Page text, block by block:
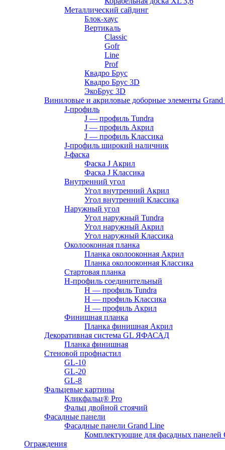
Металлический сайдинг
Блок-хаус
Вертикаль
Classic
Gofr
Line
Prof
Квадро Брус
Квадро Брус 3D
ЭкоБрус 3D
Виниловые и акриловые доборные элементы Grand
J-профиль
J — профиль Tundra
J — профиль Акрил
J — профиль Классика
J-профиль широкий наличник
J-фаска
Фаска J Акрил
Фаска J Классика
Внутренний угол
Угол внутренний Акрил
Угол внутренний Классика
Наружный угол
Угол наружный Tundra
Угол наружный Акрил
Угол наружный Классика
Околооконная планка
Планка околооконная Акрил
Планка околооконная Классика
Стартовая планка
H-профиль соединительный
Н — профиль Tundra
H — профиль Классика
Н — профиль Акрил
Финишная планка
Планка финишная Акрил
Декоративная система GL ЯФАСАД
Планка финишная
Стеновой профнастил
GL-10
GL-20
GL-8
Фальцевые картины
Кликфальц® Pro
Фальц двoйной стоячий
Фасадные панели
Фасадные панели Grand Line
Комплектующие для фасадных панелей
Ограждения